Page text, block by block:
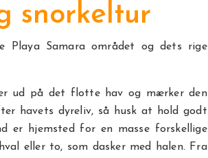
snorkeltur
Samara området og dets rige
ud på det flotte hav og mærker den
havets dyreliv, så husk at hold godt
er hjemsted for en masse forskellige
eller to, som dasker med halen. Fra